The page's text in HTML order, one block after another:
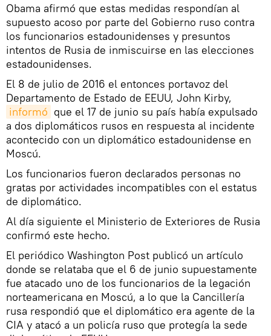
Obama afirmó que estas medidas respondían al
supuesto acoso por parte del Gobierno ruso contra
los funcionarios estadounidenses y presuntos
intentos de Rusia de inmiscuirse en las elecciones
estadounidenses.
El 8 de julio de 2016 el entonces portavoz del
Departamento de Estado de EEUU, John Kirby,
informó que el 17 de junio su país había expulsado
a dos diplomáticos rusos en respuesta al incidente
acontecido con un diplomático estadounidense en
Moscú.
Los funcionarios fueron declarados personas no
gratas por actividades incompatibles con el estatus
de diplomático.
Al día siguiente el Ministerio de Exteriores de Rusia
confirmó este hecho.
El periódico Washington Post publicó un artículo
donde se relataba que el 6 de junio supuestamente
fue atacado uno de los funcionarios de la legación
norteamericana en Moscú, a lo que la Cancillería
rusa respondió que el diplomático era agente de la
CIA y atacó a un policía ruso que protegía la sede